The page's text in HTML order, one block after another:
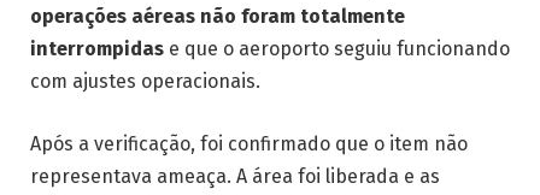
operações aéreas não foram totalmente
interrompidas e que o aeroporto seguiu funcionando
com ajustes operacionais.
Após a verificação, foi confirmado que o item não
representava ameaça. A área foi liberada e as